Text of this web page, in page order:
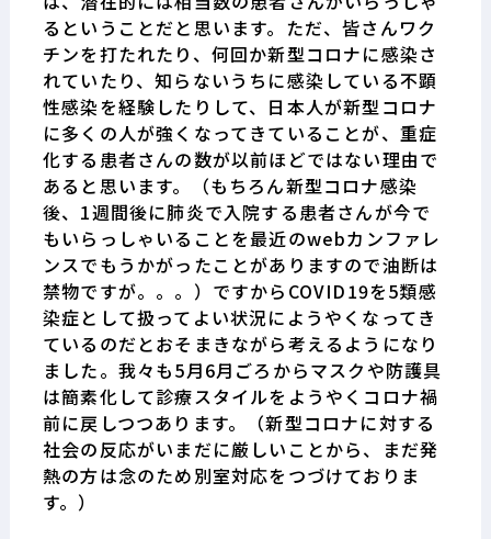
るということだと思います。ただ、皆さんワク
チンを打たれたり、何回か新型コロナに感染さ
れていたり、知らないうちに感染している不顕
性感染を経験したりして、日本人が新型コロナ
に多くの人が強くなってきていることが、重症
化する患者さんの数が以前ほどではない理由で
あると思います。（もちろん新型コロナ感染
後、 1週間後に肺炎で入院する患者さんが今で
もいらっしゃいることを最近のwebカンファレ
ンスでもうかがったことがありますので油断は
禁物ですが。。。）ですから COVID19を5類感
染症として扱ってよい状況にようやくなってき
ているのだとおそまきながら考えるようになり
ました。我々も5月6月ごろからマスクや防護具
は簡素化して診療スタイルをようやくコロナ禍
前に戻しつつあります。（新型コロナに対する
社会の反応がいまだに厳しいことから、まだ発
熱の方は念のため別室対応をつづけておりま
す。）